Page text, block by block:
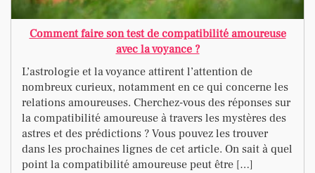
Comment faire son test de compatibilité amoureuse
avec la voyance ?
L’astrologie et la voyance attirent l’attention de
nombreux curieux, notamment en ce qui concerne les
relations amoureuses. Cherchez-vous des réponses sur
la compatibilité amoureuse à travers les mystères des
astres et des prédictions ? Vous pouvez les trouver
dans les prochaines lignes de cet article. On sait à quel
point la compatibilité amoureuse peut être […]